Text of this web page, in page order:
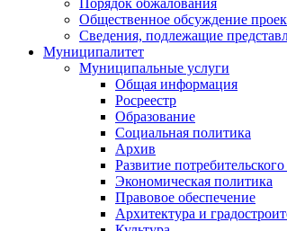
Порядок обжалования
Общественное обсуждение
Сведения, подлежащие
Муниципалитет
Муниципальные услуги
Общая информация
Росреестр
Образование
Социальная политика
Архив
Развитие
Экономическая политика
Правовое обеспечение
Архитектура и